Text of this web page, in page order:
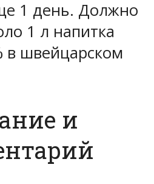
1 день. Должно
1 л напитка
в швейцарском
и